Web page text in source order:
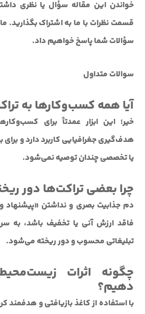
خواندن این مقاله سؤال یا نظری
قسمت نظرات با ما به اشتراک بگذارید.
سؤالات شما پاسخ خواهیم داد.
سوالات متداول
آیا همه کسب‌وکارها به
هدف‌گیری جغرافیایی کاربرد دارد و برای
یا تخصصی چندان توصیه نمی‌شود.
چرا بعضی تراکت‌ها دور
دم جذابیت بصری و نداشتن «پیشنهاد
فاقد ارزش آنی یا تخفیف باشد، به
تبلیغاتی محسوب و دور ریخته می‌شود.
چگونه اثرات
دهیم؟
با استفاده از کاغذ بازیافتی و هدفمند